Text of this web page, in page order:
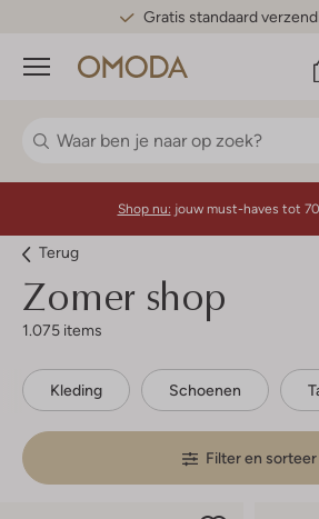
Gratis standaard
Menu
Shop nu: jouw must-haves tot
Terug
Zomer shop
1.075 items
Kleding Schoenen
Filter en sorteer